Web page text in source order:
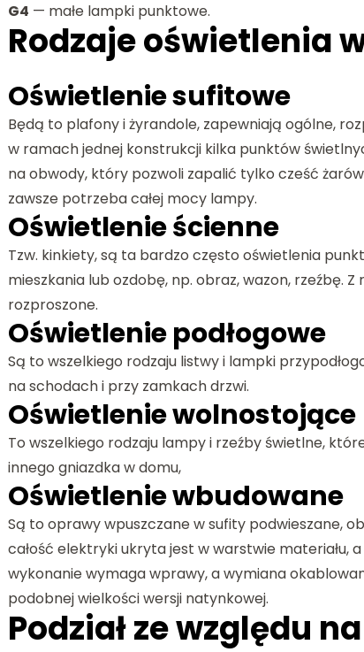
G4 — małe lampki punktowe.
Rodzaje oświetlenia
Oświetlenie sufitowe
Będą to plafony i żyrandole, zapewniają ogólne,
w ramach jednej konstrukcji kilka punktów
na obwody, który pozwoli zapalić tylko cześć
zawsze potrzeba całej mocy lampy.
Oświetlenie ścienne
Tzw. kinkiety, są ta bardzo często oświetlenia
mieszkania lub ozdobę, np. obraz, wazon, rzeźbę.
rozproszone.
Oświetlenie podłogowe
Są to wszelkiego rodzaju listwy i lampki
na schodach i przy zamkach drzwi.
Oświetlenie wolnostojące
To wszelkiego rodzaju lampy i rzeźby świetlne,
innego gniazdka w domu,
Oświetlenie wbudowane
Są to oprawy wpuszczane w sufity podwieszane,
całość elektryki ukryta jest w warstwie materiału,
wykonanie wymaga wprawy, a wymiana
podobnej wielkości wersji natynkowej.
Podział ze względu